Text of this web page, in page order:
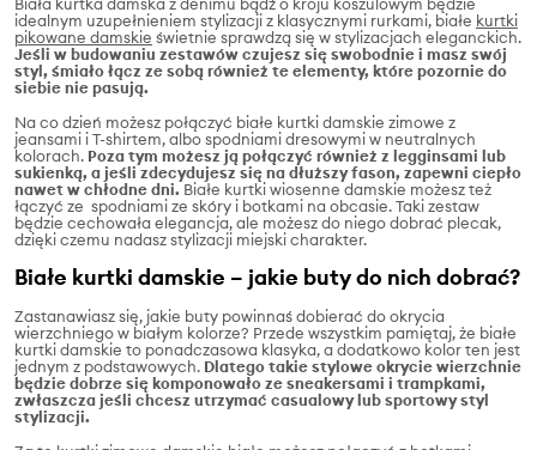
idealnym uzupełnieniem stylizacji z klasycznymi rurkami, białe kurtki
pikowane damskie świetnie sprawdzą się w stylizacjach eleganckich.
Jeśli w budowaniu zestawów czujesz się swobodnie i masz swój
styl, śmiało łącz ze sobą również te elementy, które pozornie do
siebie nie pasują.
Na co dzień możesz połączyć białe kurtki damskie zimowe z
jeansami i T-shirtem, albo spodniami dresowymi w neutralnych
kolorach. Poza tym możesz ją połączyć również z legginsami lub
sukienką, a jeśli zdecydujesz się na dłuższy fason, zapewni ciepło
nawet w chłodne dni. Białe kurtki wiosenne damskie możesz też
łączyć ze spodniami ze skóry i botkami na obcasie. Taki zestaw
będzie cechowała elegancja, ale możesz do niego dobrać plecak,
dzięki czemu nadasz stylizacji miejski charakter.
Białe kurtki damskie – jakie buty do nich dobrać?
Zastanawiasz się, jakie buty powinnaś dobierać do okrycia
wierzchniego w białym kolorze? Przede wszystkim pamiętaj, że białe
kurtki damskie to ponadczasowa klasyka, a dodatkowo kolor ten jest
jednym z podstawowych. Dlatego takie stylowe okrycie wierzchnie
będzie dobrze się komponowało ze sneakersami i trampkami,
zwłaszcza jeśli chcesz utrzymać casualowy lub sportowy styl
stylizacji.